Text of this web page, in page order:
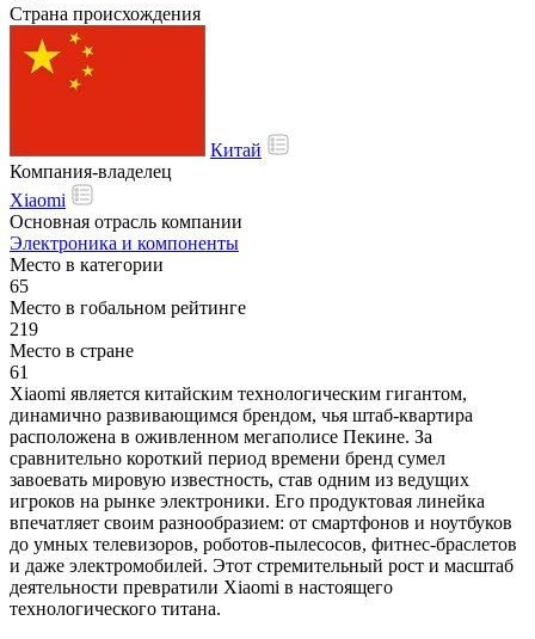
Страна происхождения
Китай
Компания-владелец
Xiaomi
Основная отрасль компании
Электроника и компоненты
Место в категории
65
Место в гобальном рейтинге
219
Место в стране
61
Xiaomi является китайским технологическим гигантом,
динамично развивающимся брендом, чья штаб-квартира
расположена в оживленном мегаполисе Пекине. За
сравнительно короткий период времени бренд сумел
завоевать мировую известность, став одним из ведущих
игроков на рынке электроники. Его продуктовая линейка
впечатляет своим разнообразием: от смартфонов и ноутбуков
до умных телевизоров, роботов-пылесосов, фитнес-браслетов
и даже электромобилей. Этот стремительный рост и масштаб
деятельности превратили Xiaomi в настоящего
технологического титана.